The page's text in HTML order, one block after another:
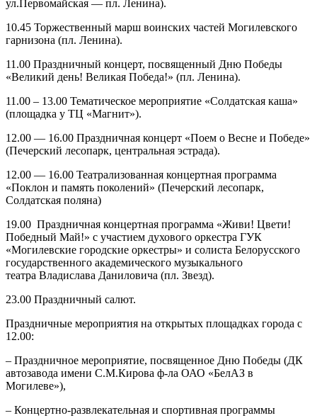
ул.Первомайская — пл. Ленина).
10.45 Торжественный марш воинских частей Могилевского
гарнизона (пл. Ленина).
11.00 Праздничный концерт, посвященный Дню Победы
«Великий день! Великая Победа!» (пл. Ленина).
11.00 – 13.00 Тематическое мероприятие «Солдатская каша»
(площадка у ТЦ «Магнит»).
12.00 — 16.00 Праздничная концерт «Поем о Весне и Победе»
(Печерский лесопарк, центральная эстрада).
12.00 — 16.00 Театрализованная концертная программа
«Поклон и память поколений» (Печерский лесопарк,
Солдатская поляна)
19.00 Праздничная концертная программа «Живи! Цвети!
Победный Май!» с участием духового оркестра ГУК
«Могилевские городские оркестры» и солиста Белорусского
государственного академического музыкального
театра Владислава Даниловича (пл. Звезд).
23.00 Праздничный салют.
Праздничные мероприятия на открытых площадках города с
12.00:
– Праздничное мероприятие, посвященное Дню Победы (ДК
автозавода имени С.М.Кирова ф-ла ОАО «БелАЗ в
Могилеве»),
– Концертно-развлекательная и спортивная программы